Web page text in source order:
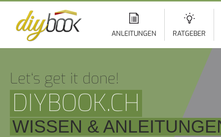
ANLEITUNGEN RATGEBER
Let‘s get it done!
DIYBOOK.CH
WISSEN &